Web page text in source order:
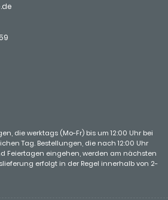
die werktags (Mo-Fr) bis um 12:00 Uhr bei
Tag. Bestellungen, die nach 12:00 Uhr
Feiertagen eingehen, werden am nächsten
erfolgt in der Regel innerhalb von 2-